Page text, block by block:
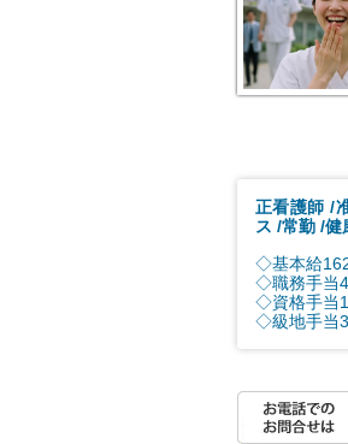
正看護師
ス 常勤 健
◇基本給
◇職務手当
◇資格手当
◇級地手当